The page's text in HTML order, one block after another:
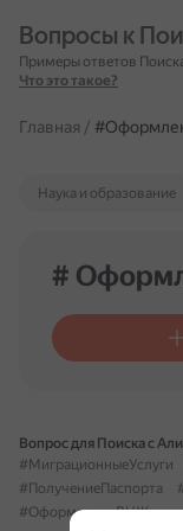
Вопросы к
Примеры ответов
Что это такое?
Главная /
Наука и образование
#
Вопрос для Поиска с
#МиграционныеУслуги
#ПолучениеПаспорта
#ОформлениеВНЖ